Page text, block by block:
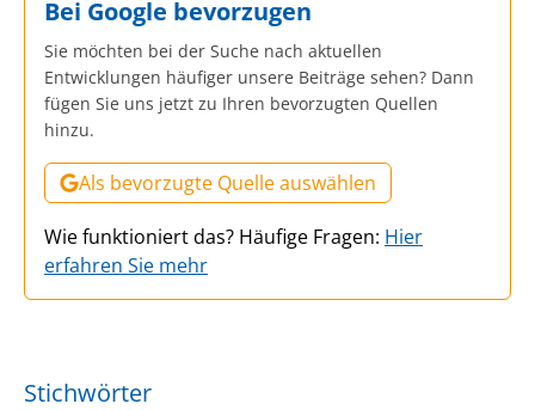
Bei Google bevorzugen
Sie möchten bei der Suche nach aktuellen
Entwicklungen häufiger unsere Beiträge sehen? Dann
fügen Sie uns jetzt zu Ihren bevorzugten Quellen
hinzu.
Als bevorzugte Quelle auswählen
Wie funktioniert das? Häufige Fragen: Hier
erfahren Sie mehr
Stichwörter